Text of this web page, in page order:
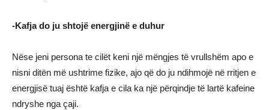
-Kafja do ju shtojë energjinë e duhur
Nëse jeni persona te cilët keni një mëngjes të vrullshëm apo e
nisni ditën më ushtrime fizike, ajo që do ju ndihmojë në rritjen e
energjisë tuaj është kafja e cila ka një përqindje të lartë kafeine
ndryshe nga çaji.